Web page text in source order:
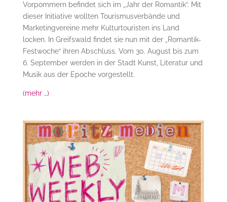
Vorpommern befindet sich im „Jahr der Romantik“. Mit
dieser Initiative wollten Tourismusverbände und
Marketingvereine mehr Kulturtouristen ins Land
locken. In Greifswald findet sie nun mit der „Romantik-
Festwoche“ ihren Abschluss. Vom 30. August bis zum
6. September werden in der Stadt Kunst, Literatur und
Musik aus der Epoche vorgestellt.
(mehr …)